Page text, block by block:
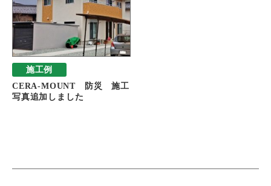
施工例
CERA-MOUNT 防災 施工
写真追加しました